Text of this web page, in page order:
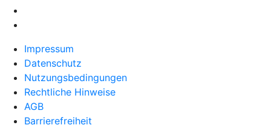
Impressum
Datenschutz
Nutzungsbedingungen
Rechtliche Hinweise
AGB
Barrierefreiheit